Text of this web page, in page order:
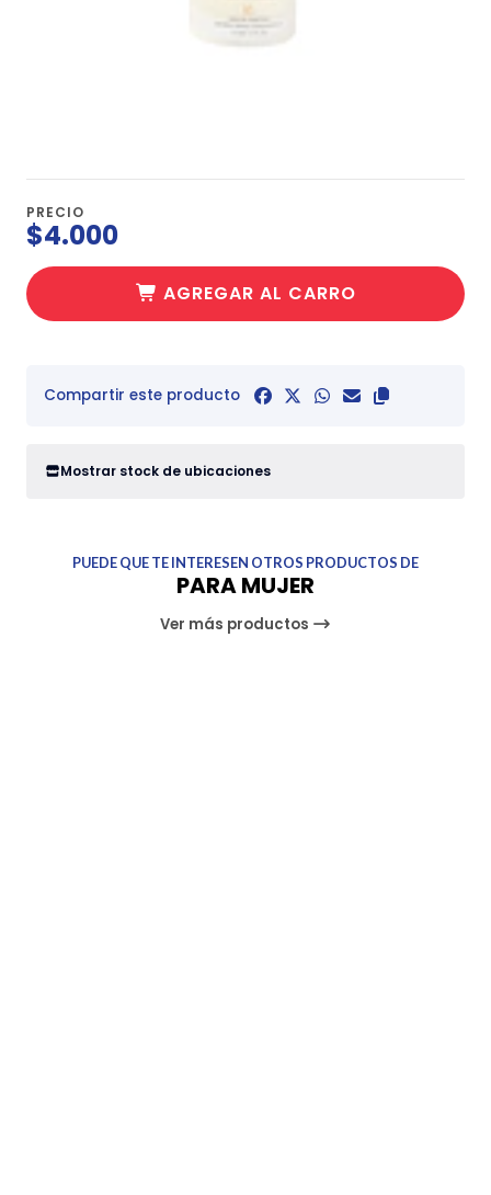
PRECIO
$4.000
AGREGAR AL CARRO
Compartir este producto
Mostrar stock de ubicaciones
PUEDE QUE TE INTERESEN OTROS PRODUCTOS DE
PARA MUJER
Ver más productos